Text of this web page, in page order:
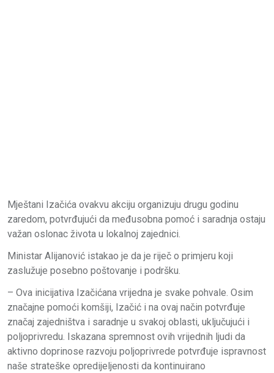
Mještani Izačića ovakvu akciju organizuju drugu godinu
zaredom, potvrđujući da međusobna pomoć i saradnja ostaju
važan oslonac života u lokalnoj zajednici.
Ministar Alijanović istakao je da je riječ o primjeru koji
zaslužuje posebno poštovanje i podršku.
– Ova inicijativa Izačićana vrijedna je svake pohvale. Osim
značajne pomoći komšiji, Izačić i na ovaj način potvrđuje
značaj zajedništva i saradnje u svakoj oblasti, uključujući i
poljoprivredu. Iskazana spremnost ovih vrijednih ljudi da
aktivno doprinose razvoju poljoprivrede potvrđuje ispravnost
naše strateške opredijeljenosti da kontinuirano